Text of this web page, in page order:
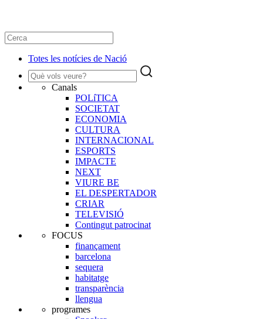
Totes les notícies de Nació
Canals
POLíTICA
SOCIETAT
ECONOMIA
CULTURA
INTERNACIONAL
ESPORTS
IMPACTE
NEXT
VIURE BE
EL DESPERTADOR
CRIAR
TELEVISIÓ
Contingut patrocinat
FOCUS
finançament
barcelona
sequera
habitatge
transparència
llengua
programes